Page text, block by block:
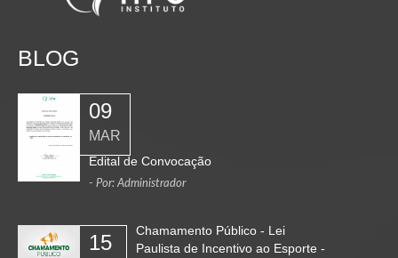
BLOG
09
MAR
Edital de Convocação
- Por: Administrador
15
Chamamento Público - Lei
Paulista de Incentivo ao Esporte -